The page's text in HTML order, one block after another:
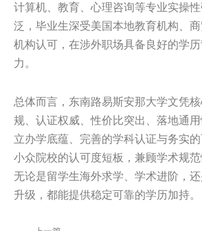
计算机、教育、心理咨询等专业实操
泛，毕业生深受美国本地教育机构、
机构认可，在涉外职场具备良好的学
力。
总体而言，东南路易斯安那大学文凭
规、认证权威、性价比突出、落地通
立办学底蕴、完善的学科认证与务实
小众院校的认可度短板，兼顾学术规范
无论是留学生海外求学、学术进阶，
升级，都能提供稳定可靠的学历加持。